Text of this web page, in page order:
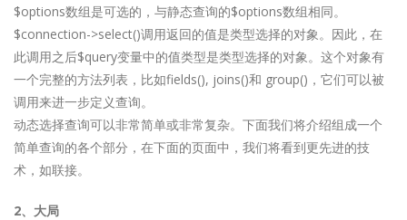
$options数组是可选的，与静态查询的$options数组相同。
$connection->select()调用返回的值是类型选择的对象。因此，在
此调用之后$query变量中的值类型是类型选择的对象。这个对象有
一个完整的方法列表，比如fields(), joins()和 group()，它们可以被
调用来进一步定义查询。
动态选择查询可以非常简单或非常复杂。下面我们将介绍组成一个
简单查询的各个部分，在下面的页面中，我们将看到更先进的技
术，如联接。
2、大局